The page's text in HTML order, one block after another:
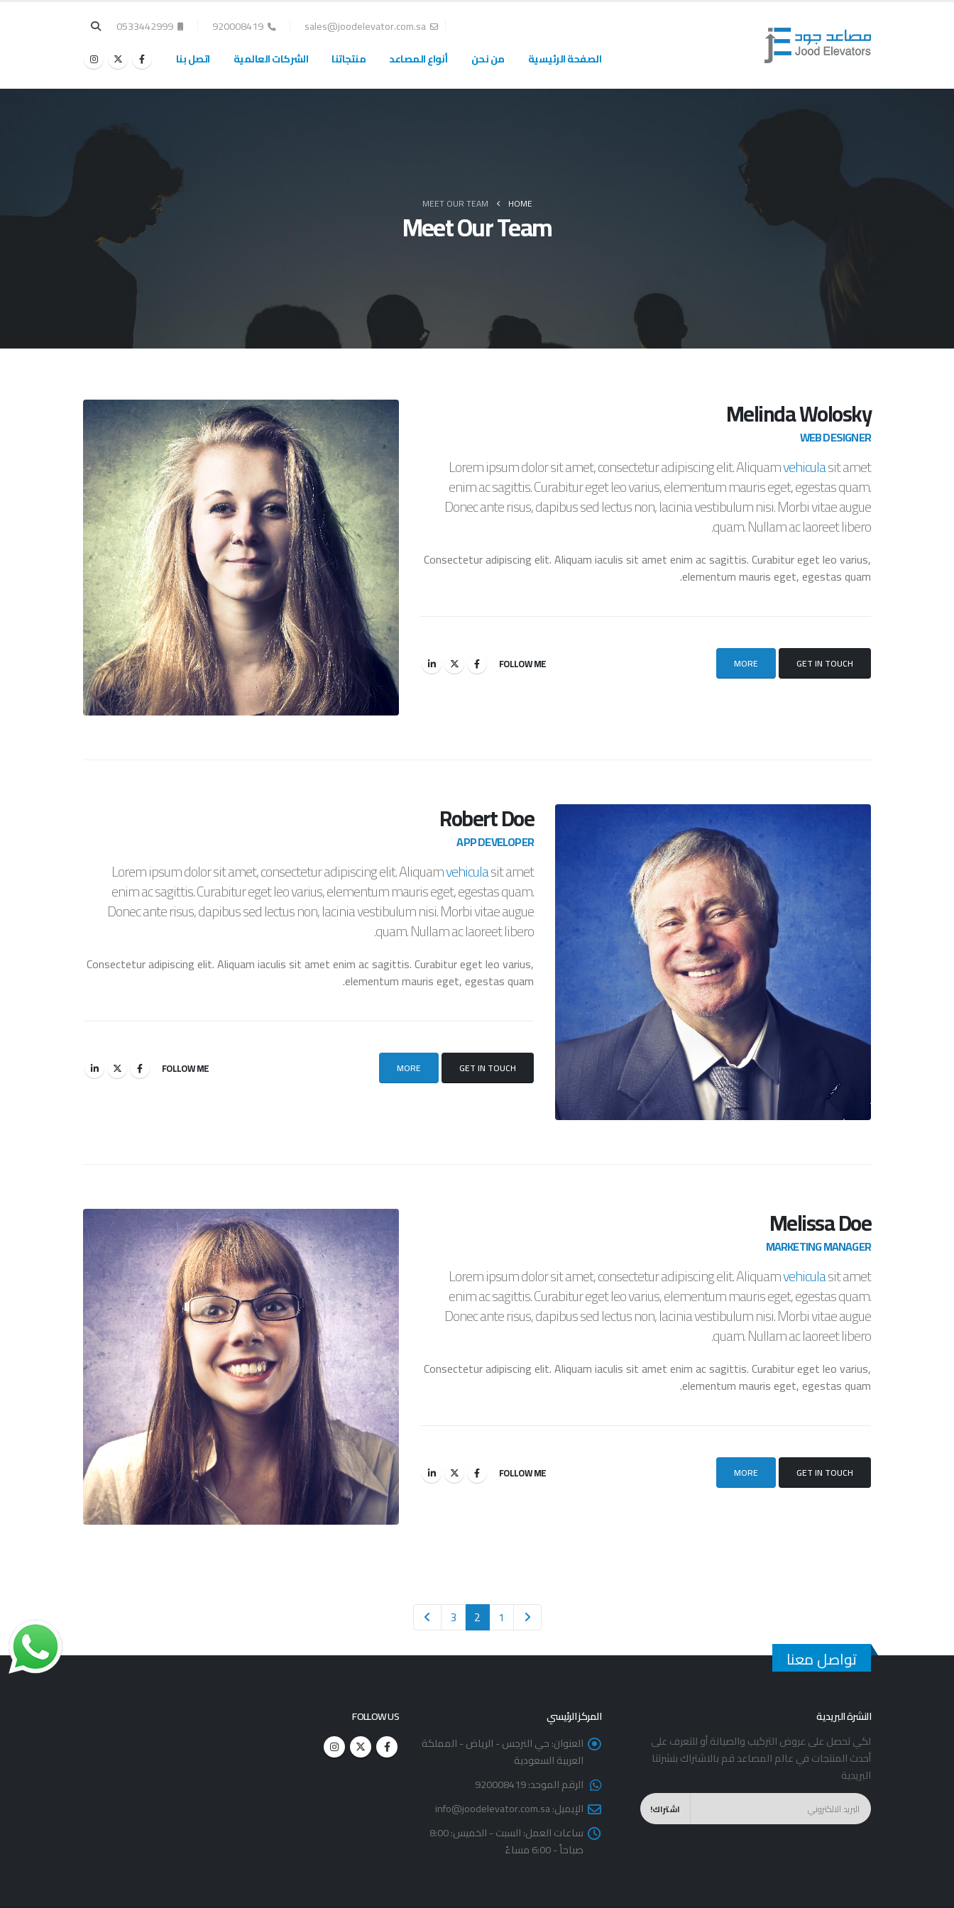
sales@joodelevator.com.sa
920008419
0533442999
الصفحة الرئيسية من نحن أنواع المصاعد منتجاتنا الشركات العالمية اتصل بنا
HOME
MEET OUR TEAM
Meet Our Team
Melinda Wolosky
WEB DESIGNER
Lorem ipsum dolor sit amet, consectetur adipiscing elit. Aliquamvehiculasit amet
enim ac sagittis. Curabitur eget leo varius, elementum mauris eget, egestas quam.
Donec ante risus, dapibus sed lectus non, lacinia vestibulum nisi. Morbi vitae augue
quam. Nullam ac laoreet libero.
Consectetur adipiscing elit. Aliquam iaculis sit amet enim ac sagittis. Curabitur eget leo varius,
elementum mauris eget, egestas quam.
GET IN TOUCH
MORE
FOLLOW ME
Robert Doe
APP DEVELOPER
Lorem ipsum dolor sit amet, consectetur adipiscing elit. Aliquamvehiculasit amet
enim ac sagittis. Curabitur eget leo varius, elementum mauris eget, egestas quam.
Donec ante risus, dapibus sed lectus non, lacinia vestibulum nisi. Morbi vitae augue
quam. Nullam ac laoreet libero.
Consectetur adipiscing elit. Aliquam iaculis sit amet enim ac sagittis. Curabitur eget leo varius,
elementum mauris eget, egestas quam.
GET IN TOUCH
MORE
FOLLOW ME
Melissa Doe
MARKETING MANAGER
Lorem ipsum dolor sit amet, consectetur adipiscing elit. Aliquamvehiculasit amet
enim ac sagittis. Curabitur eget leo varius, elementum mauris eget, egestas quam.
Donec ante risus, dapibus sed lectus non, lacinia vestibulum nisi. Morbi vitae augue
quam. Nullam ac laoreet libero.
Consectetur adipiscing elit. Aliquam iaculis sit amet enim ac sagittis. Curabitur eget leo varius,
elementum mauris eget, egestas quam.
GET IN TOUCH
MORE
FOLLOW ME
1
2
3
تواصل معنا
النشرة البريدية
لكي تحصل على عروض التركيب والصيانة أو للتعرف على
أحدث المنتجات في عالم المصاعد قم بالاشتراك بنشرتنا
البريدية
المركز الرئيسي
العنوان:حي النرجس - الرياض - المملكة
العربية السعودية
الرقم الموحد:920008419
الإيميل:info@joodelevator.com.sa
ساعات العمل:
السبت - الخميس: 8:00
صباحاً - 6:00 مساءً
FOLLOW US